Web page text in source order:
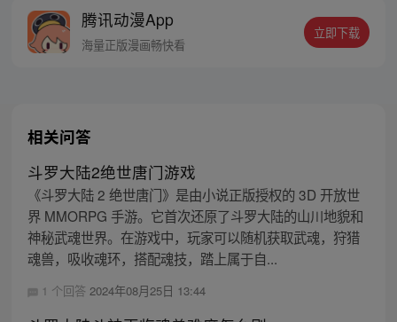
腾讯动漫App
海量正版漫画畅快看
立即下载
相关问答
斗罗大陆2绝世唐门游戏
《斗罗大陆 2 绝世唐门》是由小说正版授权的 3D 开放世
界 MMORPG 手游。它首次还原了斗罗大陆的山川地貌和
神秘武魂世界。在游戏中，玩家可以随机获取武魂，狩猎
魂兽，吸收魂环，搭配魂技，踏上属于自...
1 个回答 2024年08月25日 13:44